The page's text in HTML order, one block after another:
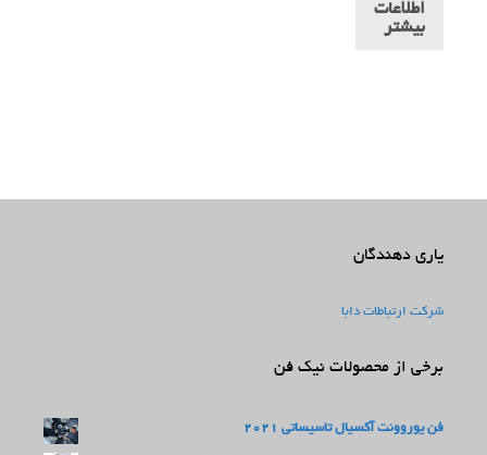
اطلاعات
بیشتر
یاری دهندگان
شرکت ارتباطات دابا
برخی از محصولات نیک فن
فن یوروونت آکسیال تاسیساتی 2021